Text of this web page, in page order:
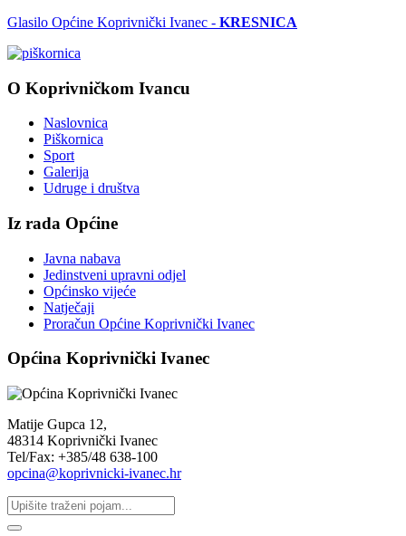
Glasilo Općine Koprivnički Ivanec - KRESNICA
O Koprivničkom Ivancu
Naslovnica
Piškornica
Sport
Galerija
Udruge i društva
Iz rada Općine
Javna nabava
Jedinstveni upravni odjel
Općinsko vijeće
Natječaji
Proračun Općine Koprivnički Ivanec
Općina Koprivnički Ivanec
Matije Gupca 12,
48314 Koprivnički Ivanec
Tel/Fax: +385/48 638-100
opcina@koprivnicki-ivanec.hr